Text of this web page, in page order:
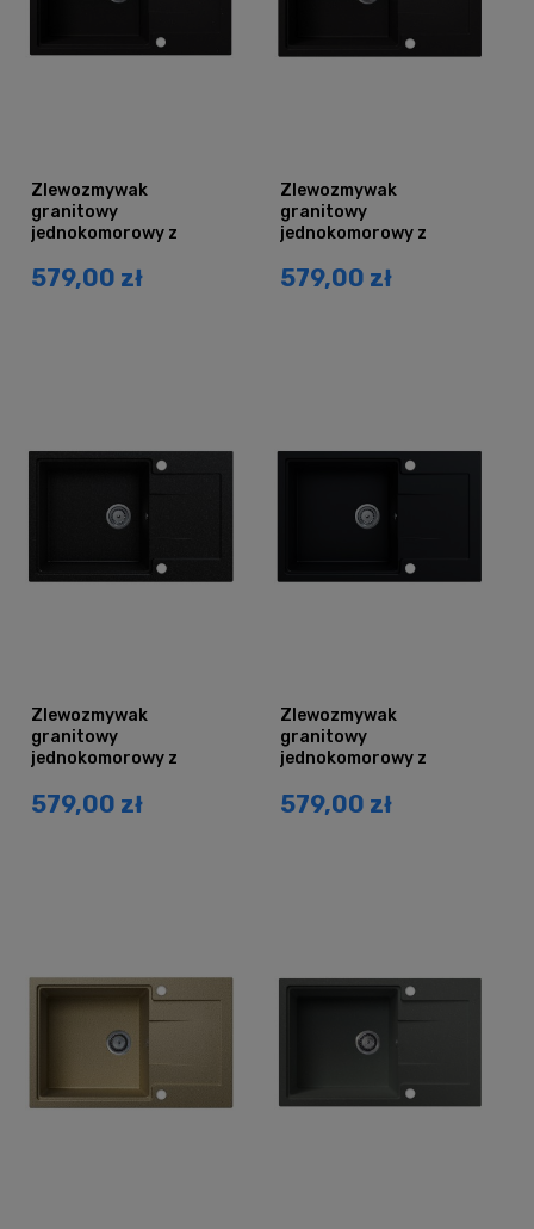
Zlewozmywak
granitowy
jednokomorowy z
czarny brokat srebrny
579,00 zł
Zlewozmywak
granitowy
jednokomorowy z
czarny brokat złoty
579,00 zł
Zlewozmywak
granitowy
jednokomorowy z
czarny grafit
579,00 zł
Zlewozmywak
granitowy
jednokomorowy z
czarny mat
579,00 zł